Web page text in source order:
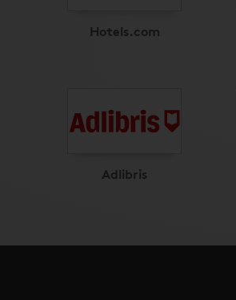
Hotels.com
Adlibris